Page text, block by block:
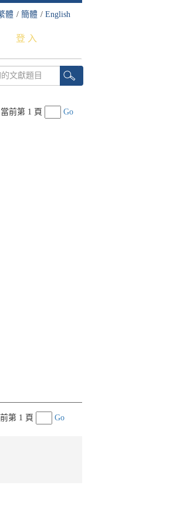
體 / 簡體 / English
登 入
當前第 1 頁 Go
第 1 頁 Go